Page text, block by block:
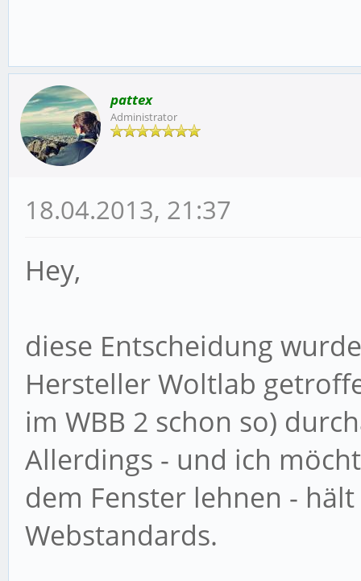
pattex
Administrator
18.04.2013, 21:37
Hey,
diese Entscheidung
Hersteller Woltlab
im WBB 2 schon so)
Allerdings - und ich
dem Fenster lehnen -
Webstandards.